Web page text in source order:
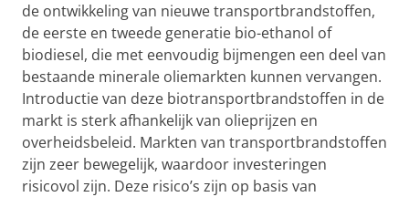
de ontwikkeling van nieuwe transportbrandstoffen,
de eerste en tweede generatie bio-ethanol of
biodiesel, die met eenvoudig bijmengen een deel van
bestaande minerale oliemarkten kunnen vervangen.
Introductie van deze biotransportbrandstoffen in de
markt is sterk afhankelijk van olieprijzen en
overheidsbeleid. Markten van transportbrandstoffen
zijn zeer bewegelijk, waardoor investeringen
risicovol zijn. Deze risico’s zijn op basis van